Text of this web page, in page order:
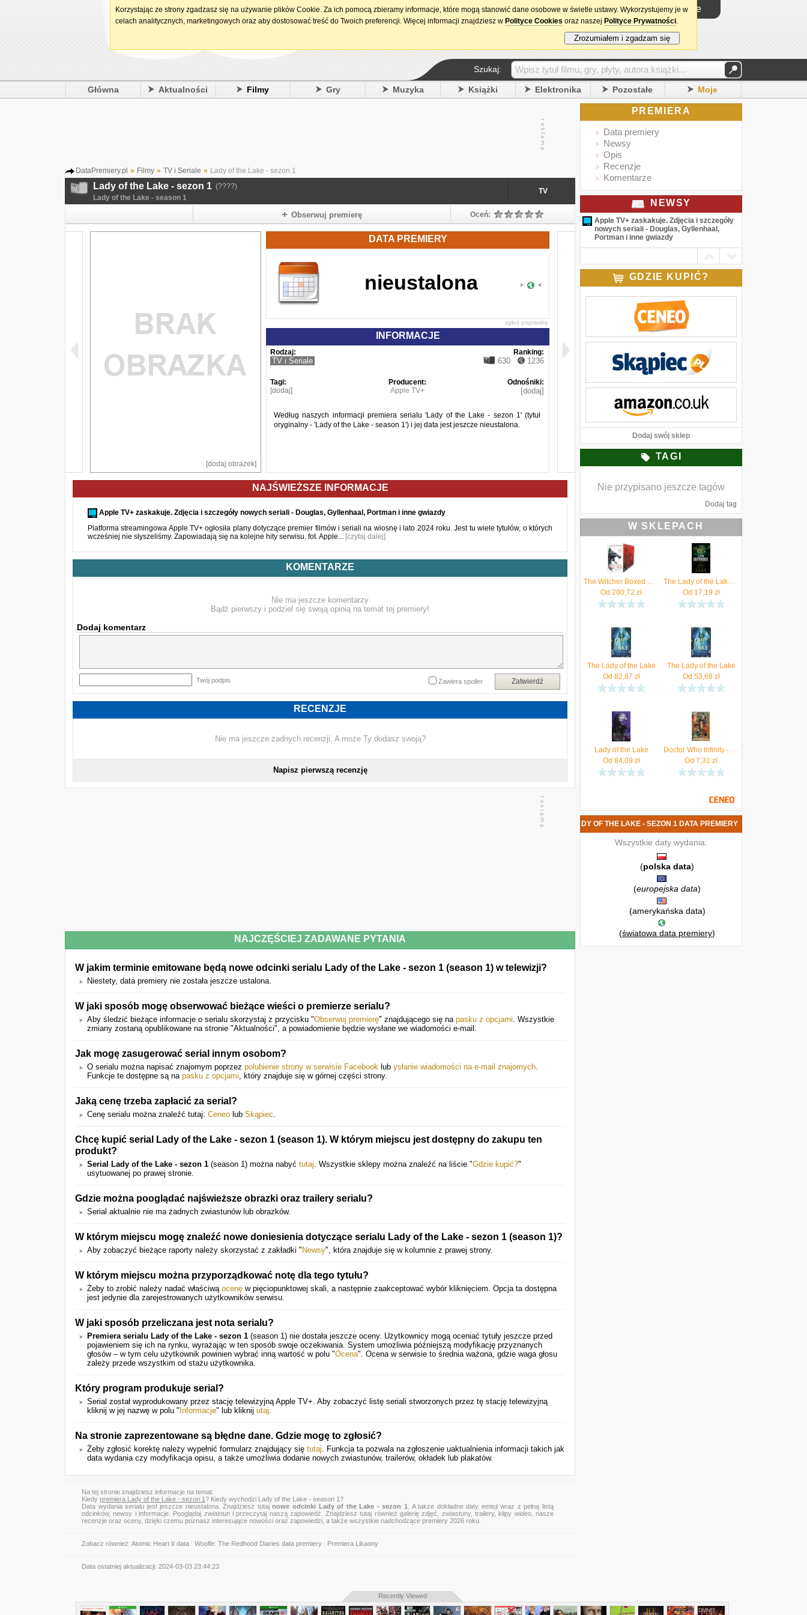
15. urodziny DataPremiery.pl Logowanie
Szukaj:
Główna Aktualności Filmy Gry Muzyka Książki Elektronika Pozostałe Moje
DataPremiery.pl » Filmy » TV i Seriale » Lady of the Lake - sezon 1
Lady of the Lake - sezon 1 (????)
Lady of the Lake - season 1
TV
Obserwuj premierę Oceń:
DATA PREMIERY
nieustalona
zgłoś poprawkę
INFORMACJE
Rodzaj:
TV i Seriale
Ranking:
630 1236
Tagi:
[dodaj]
Producent:
Apple TV+
Odnośniki:
[dodaj]
Według naszych informacji premiera serialu 'Lady of the Lake - sezon 1' (tytuł
oryginalny - 'Lady of the Lake - season 1') i jej data jest jeszcze nieustalona.
[dodaj obrazek]
NAJŚWIEŻSZE INFORMACJE
Apple TV+ zaskakuje. Zdjęcia i szczegóły nowych seriali - Douglas, Gyllenhaal, Portman i inne gwiazdy
Platforma streamingowa Apple TV+ ogłosiła plany dotyczące premier filmów i seriali na wiosnę i lato 2024 roku. Jest tu wiele tytułów, o których
wcześniej nie słyszeliśmy. Zapowiadają się na kolejne hity serwisu. fot. Apple... [czytaj dalej]
KOMENTARZE
Nie ma jeszcze komentarzy
Bądź pierwszy i podziel się swoją opinią na temat tej premiery!
Dodaj komentarz
Twój podpis Zatwierdź
Zawiera spoiler
RECENZJE
Nie ma jeszcze żadnych recenzji. A może Ty dodasz swoją?
Napisz pierwszą recenzję
NAJCZĘŚCIEJ ZADAWANE PYTANIA
W jakim terminie emitowane będą nowe odcinki serialu Lady of the Lake - sezon 1 (season 1) w telewizji?
Niestety, data premiery nie została jeszcze ustalona.
W jaki sposób mogę obserwować bieżące wieści o premierze serialu?
Aby śledzić bieżące informacje o serialu skorzystaj z przycisku "Obserwuj premierę" znajdującego się na pasku z opcjami. Wszystkie
zmiany zostaną opublikowane na stronie "Aktualności", a powiadomienie będzie wysłane we wiadomości e-mail.
Jak mogę zasugerować serial innym osobom?
O serialu można napisać znajomym poprzez polubienie strony w serwisie Facebook lub ysłanie wiadomości na e-mail znajomych.
Funkcje te dostępne są na pasku z opcjami, który znajduje się w górnej części strony.
Jaką cenę trzeba zapłacić za serial?
Cenę serialu można znaleźć tutaj: Ceneo lub Skąpiec.
Chcę kupić serial Lady of the Lake - sezon 1 (season 1). W którym miejscu jest dostępny do zakupu ten
produkt?
Serial Lady of the Lake - sezon 1 (season 1) można nabyć tutaj. Wszystkie sklepy można znaleźć na liście "Gdzie kupić?"
usytuowanej po prawej stronie.
Gdzie można pooglądać najświeższe obrazki oraz trailery serialu?
Serial aktualnie nie ma żadnych zwiastunów lub obrazków.
W którym miejscu mogę znaleźć nowe doniesienia dotyczące serialu Lady of the Lake - sezon 1 (season 1)?
Aby zobaczyć bieżące raporty należy skorzystać z zakładki " Newsy", która znajduje się w kolumnie z prawej strony.
W którym miejscu można przyporządkować notę dla tego tytułu?
Żeby to zrobić należy nadać właściwą ocenę w pięciopunktowej skali, a następnie zaakceptować wybór kliknięciem. Opcja ta dostępna
jest jedynie dla zarejestrowanych użytkowników serwisu.
W jaki sposób przeliczana jest nota serialu?
Premiera serialu Lady of the Lake - sezon 1 (season 1) nie dostała jeszcze oceny. Użytkownicy mogą oceniać tytuły jeszcze przed
pojawieniem się ich na rynku, wyrażając w ten sposób swoje oczekiwania. System umożliwia późniejszą modyfikację przyznanych
głosów – w tym celu użytkownik powinien wybrać inną wartość w polu "Ocena". Ocena w serwisie to średnia ważona, gdzie waga głosu
zależy przede wszystkim od stażu użytkownika.
Który program produkuje serial?
Serial został wyprodukowany przez stację telewizyjną Apple TV+. Aby zobaczyć listę seriali stworzonych przez tę stację telewizyjną
kliknij w jej nazwę w polu " Informacje" lub kliknij utaj.
Na stronie zaprezentowane są błędne dane. Gdzie mogę to zgłosić?
Żeby zgłosić korektę należy wypełnić formularz znajdujący się tutaj. Funkcja ta pozwala na zgłoszenie uaktualnienia informacji takich jak
data wydania czy modyfikacja opisu, a także umożliwia dodanie nowych zwiastunów, trailerów, okładek lub plakatów.
Na tej stronie znajdziesz informacje na temat:
Kiedy premiera Lady of the Lake - sezon 1? Kiedy wychodzi Lady of the Lake - season 1?
Data wydania serialu jest jeszcze nieustalona. Znajdziesz tutajnowe odcinki Lady of the Lake - sezon 1
. A także dokładne daty emisji wraz z pełną listą
odcinków, newsy i informacje. Pooglądaj zwiastuni przeczytaj naszą zapowiedź. Znajdziesz tutaj również galerię zdjęć, zwiastuny, trailery, klipy wideo, nasze
recenzje oraz oceny, dzięki czemu poznasz interesujące nowości oraz zapowiedzi, a także wszystkie nadchodzące premiery 2026 roku.
Zobacz również: Atomic Heart II data Woolfe: The Redhood Diaries data premiery Premiera Likaony
Data ostatniej aktualizacji: 2024-03-03 23:44:23
PREMIERA
Data premiery
Newsy
Opis
Recenzje
Komentarze
NEWSY
Apple TV+ zaskakuje. Zdjęcia i szczegóły
nowych seriali - Douglas, Gyllenhaal,
Portman i inne gwiazdy
GDZIE KUPIĆ?
Dodaj swój sklep
TAGI
Nie przypisano jeszcze tagów
Dodaj tag
W SKLEPACH
The Witcher Boxed Set: Blood of Elves, the Time of Contempt, Baptism of Fire, the Tower of Swallows, the Lady of the Lake
Od 280,72 zł
The Lady of the Lake (A Brighton Mystery)
Od 17,19 zł
The Lady of the Lake
Od 82,87 zł
The Lady of the Lake
Od 53,69 zł
Lady of the Lake
Od 84,09 zł
Doctor Who Infinity - The Lady Of The Lake (Digital)
Od 7,31 zł
NOWE ODCINKI LADY OF THE LAKE - SEZON 1 DATA PREMIERY
Wszystkie daty wydania:
(polska data)
(europejska data)
(amerykańska data)
(światowa data premiery)
Recently Viewed
Korzystając ze strony zgadzasz się na używanie plików Cookie. Za ich pomocą zbieramy informacje, które mogą stanowić dane osobowe w świetle ustawy. Wykorzystujemy je w
celach analitycznych, marketingowych oraz aby dostosować treść do Twoich preferencji. Więcej informacji znajdziesz w Polityce Cookies oraz naszej Polityce Prywatności.
Zrozumiałem i zgadzam się